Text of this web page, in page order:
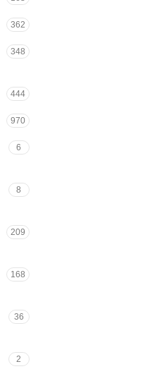
362
348
444
970
6
8
209
168
36
2